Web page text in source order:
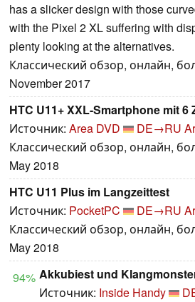
has a slicker design with those
with the Pixel 2 XL suffering with
plenty looking at the alternatives.
Классический обзор, онлайн,
November 2017
HTC U11+ XXL-Smartphone mit 6
Источник: Area DVD DE→RU
Классический обзор, онлайн,
May 2018
HTC U11 Plus im Langzeittest
Источник: PocketPC DE→RU
Классический обзор, онлайн,
May 2018
94% Akkubiest und
Источник: Inside Handy